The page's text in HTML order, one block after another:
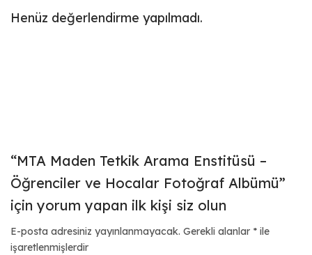
Henüz değerlendirme yapılmadı.
“MTA Maden Tetkik Arama Enstitüsü –
Öğrenciler ve Hocalar Fotoğraf Albümü”
için yorum yapan ilk kişi siz olun
E-posta adresiniz yayınlanmayacak. Gerekli alanlar * ile
işaretlenmişlerdir